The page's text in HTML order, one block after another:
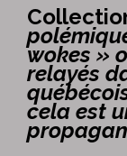
wokes »
relayés
cela est